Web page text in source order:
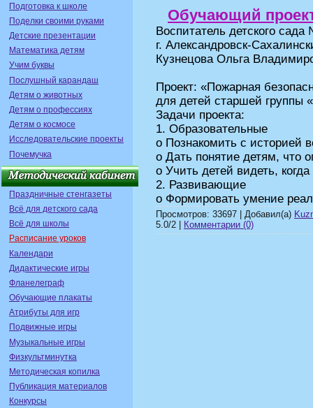
Подготовка к школе
Поделки своими руками
Детские презентации
Математика детям
Учим буквы
Послушный карандаш
Детям о животных
Детям о профессиях
Детям о космосе
Исследовательские проекты
Почемучка
Праздничные стенгазеты
Всё для детского сада
Всё для школы
Расписание уроков
Календари
Дидактические игры
Фланелеграф
Обучающие плакаты
Атрибуты для игр
Подвижные игры
Музыкальные игры
Физкультминутка
Методическая копилка
Публикация материалов
Конкурсы
Обучающий
Воспитатель детского
г. Александровск-
Кузнецова Ольга
Проект: «Пожарная
для детей старшей группы
Задачи проекта:
1. Образовательные
o Познакомить с историей
o Дать понятие детям, что
o Учить детей видеть, когда
2. Развивающие
o Формировать умение
Просмотров: 33697 | Добавил(а)
5.0/2 |
Комментарии (0)